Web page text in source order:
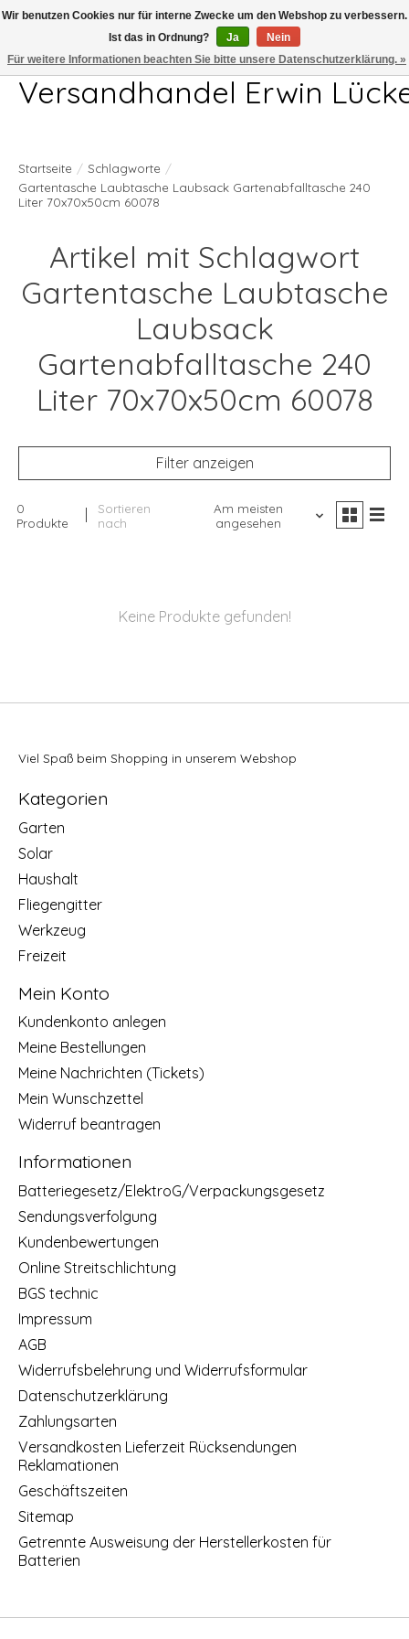
Telefon 04407 715872 MO-DO 7.00-17.00Uhr FR 7.00-13.00Uhr
Versandhandel Erwin
Startseite / Schlagworte /
Gartentasche Laubtasche Laubsack Gartenabfalltasche 240
Liter 70x70x50cm 60078
Artikel mit Schlagwort
Gartentasche Laubtasche
Laubsack
Gartenabfalltasche 240
Liter 70x70x50cm 60078
Filter anzeigen
0
Produkte
Sortieren
nach
Am meisten
angesehen
Keine Produkte gefunden!
Viel Spaß beim Shopping in unserem Webshop
Kategorien
Garten
Solar
Haushalt
Fliegengitter
Werkzeug
Freizeit
Mein Konto
Kundenkonto anlegen
Meine Bestellungen
Meine Nachrichten (Tickets)
Mein Wunschzettel
Widerruf beantragen
Informationen
Batteriegesetz/ElektroG/Verpackungsgesetz
Sendungsverfolgung
Kundenbewertungen
Online Streitschlichtung
BGS technic
Impressum
AGB
Widerrufsbelehrung und Widerrufsformular
Datenschutzerklärung
Zahlungsarten
Versandkosten Lieferzeit Rücksendungen
Reklamationen
Geschäftszeiten
Sitemap
Getrennte Ausweisung der Herstellerkosten für
Batterien
Wir benutzen Cookies nur für interne Zwecke um den Webshop zu verbessern.
Ist das in Ordnung?
Ja
Nein
Für weitere Informationen beachten Sie bitte unsere Datenschutzerklärung. »